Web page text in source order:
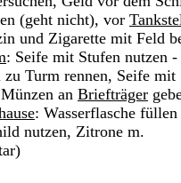
(geht nicht), vor
und Zigarette mit Feld
: Seife mit Stufen nutzen -
zu Turm rennen, Seife mit
an Briefträger
: Wasserflasche
nutzen, Zitrone m.